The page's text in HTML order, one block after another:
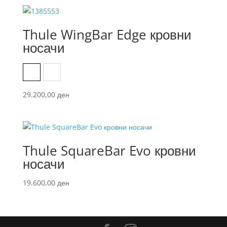
Thule WingBar Edge кровни
носачи
29.200,00 ден
Thule SquareBar Evo кровни
носачи
19.600,00 ден